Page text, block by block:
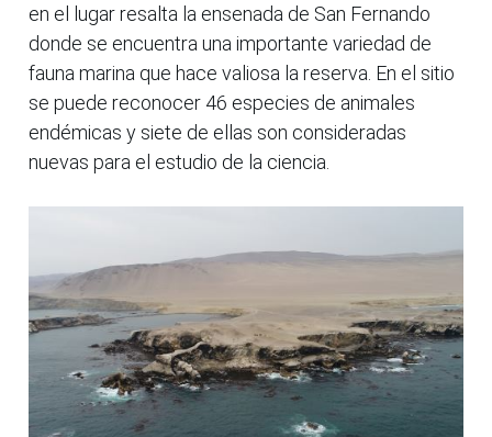
en el lugar resalta la ensenada de San Fernando
donde se encuentra una importante variedad de
fauna marina que hace valiosa la reserva. En el sitio
se puede reconocer 46 especies de animales
endémicas y siete de ellas son consideradas
nuevas para el estudio de la ciencia.